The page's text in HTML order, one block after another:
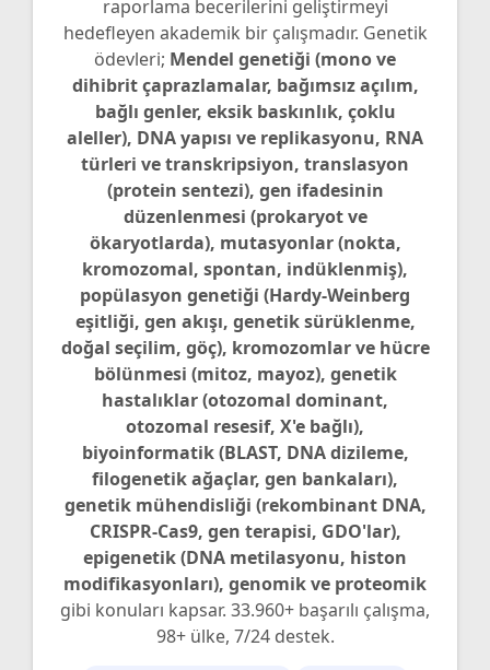
raporlama becerilerini geliştirmeyi
hedefleyen akademik bir çalışmadır. Genetik
ödevleri; Mendel genetiği (mono ve
dihibrit çaprazlamalar, bağımsız açılım,
bağlı genler, eksik baskınlık, çoklu
aleller), DNA yapısı ve replikasyonu, RNA
türleri ve transkripsiyon, translasyon
(protein sentezi), gen ifadesinin
düzenlenmesi (prokaryot ve
ökaryotlarda), mutasyonlar (nokta,
kromozomal, spontan, indüklenmiş),
popülasyon genetiği (Hardy-Weinberg
eşitliği, gen akışı, genetik sürüklenme,
doğal seçilim, göç), kromozomlar ve hücre
bölünmesi (mitoz, mayoz), genetik
hastalıklar (otozomal dominant,
otozomal resesif, X'e bağlı),
biyoinformatik (BLAST, DNA dizileme,
filogenetik ağaçlar, gen bankaları),
genetik mühendisliği (rekombinant DNA,
CRISPR-Cas9, gen terapisi, GDO'lar),
epigenetik (DNA metilasyonu, histon
modifikasyonları), genomik ve proteomik
gibi konuları kapsar. 33.960+ başarılı çalışma,
98+ ülke, 7/24 destek.